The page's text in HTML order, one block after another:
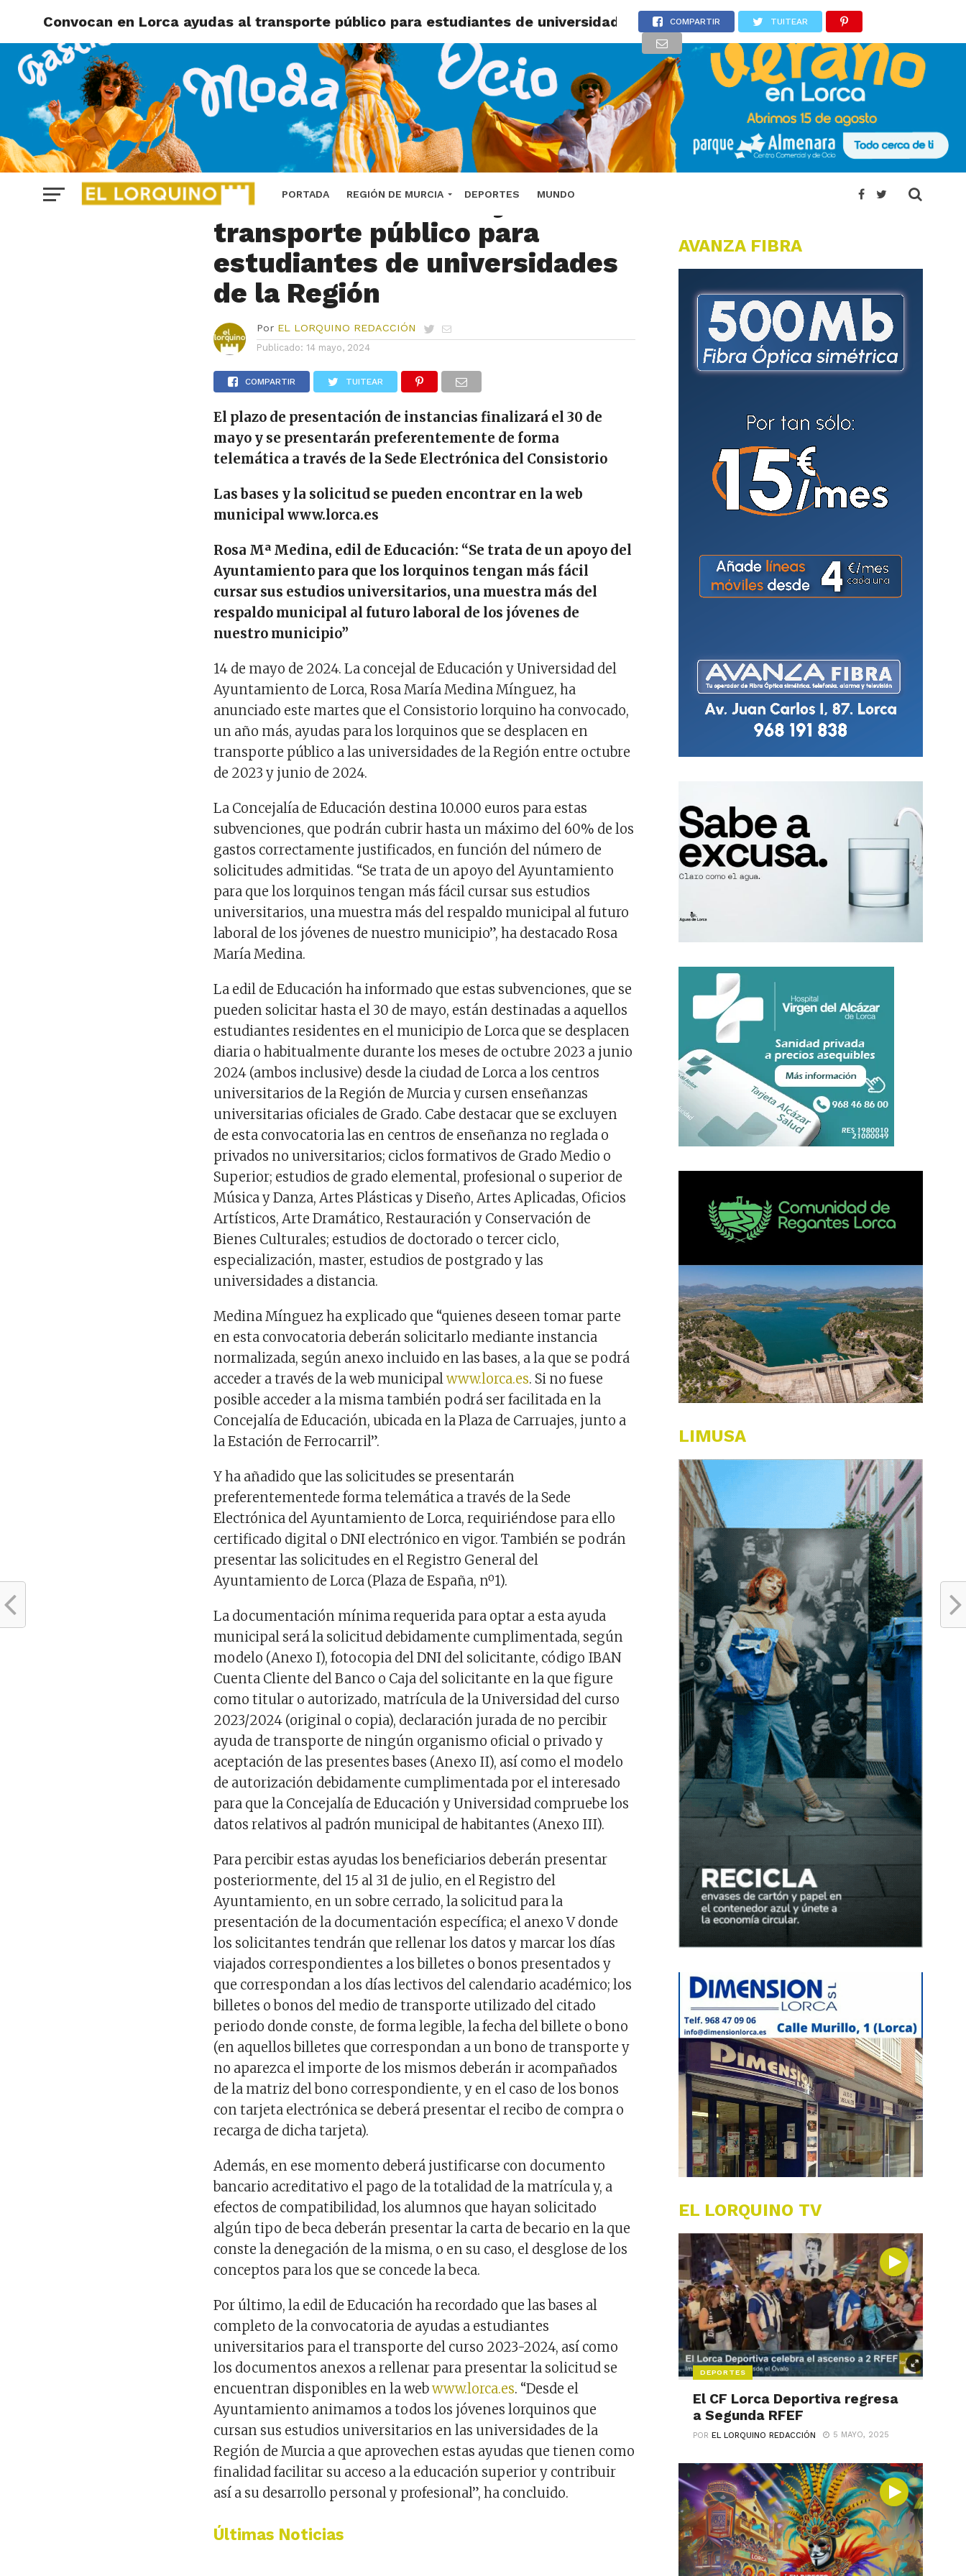
PORTADA REGIÓN DE MURCIA DEPORTES MUNDO
Convocan en Lorca ayudas al transporte público para estudiantes de universidades de la Región
COMPARTIR TUITEAR
LORCA
Convocan en Lorca ayudas al
transporte público para
estudiantes de universidades
de la Región
Por EL LORQUINO REDACCIÓN
Publicado: 14 mayo, 2024
COMPARTIR TUITEAR
El plazo de presentación de instancias finalizará el 30 de
mayo y se presentarán preferentemente de forma
telemática a través de la Sede Electrónica del Consistorio
Las bases y la solicitud se pueden encontrar en la web
municipalwww.lorca.es
Rosa Mª Medina, edil de Educación: “Se trata de un apoyo del
Ayuntamiento para que los lorquinos tengan más fácil
cursar sus estudios universitarios, una muestra más del
respaldo municipal al futuro laboral de los jóvenes de
nuestro municipio”
14 de mayo de 2024. La concejal de Educación y Universidad del
Ayuntamiento de Lorca, Rosa María Medina Mínguez, ha
anunciado este martes que el Consistorio lorquino ha convocado,
un año más, ayudas para los lorquinos que se desplacen en
transporte público a las universidades de la Región entre octubre
de 2023 y junio de 2024.
La Concejalía de Educación destina 10.000 euros para estas
subvenciones, que podrán cubrir hasta un máximo del 60% de los
gastos correctamente justificados, en función del número de
solicitudes admitidas. “Se trata de un apoyo del Ayuntamiento
para que los lorquinos tengan más fácil cursar sus estudios
universitarios, una muestra más del respaldo municipal al futuro
laboral de los jóvenes de nuestro municipio”, ha destacado Rosa
María Medina.
La edil de Educación ha informado que estas subvenciones, que se
pueden solicitar hasta el 30 de mayo, están destinadas a aquellos
estudiantes residentes en el municipio de Lorca que se desplacen
diaria o habitualmente durante los meses de octubre 2023 a junio
2024 (ambos inclusive) desde la ciudad de Lorca a los centros
universitarios de la Región de Murcia y cursen enseñanzas
universitarias oficiales de Grado. Cabe destacar que se excluyen
de esta convocatoria las en centros de enseñanza no reglada o
privados no universitarios; ciclos formativos de Grado Medio o
Superior; estudios de grado elemental, profesional o superior de
Música y Danza, Artes Plásticas y Diseño, Artes Aplicadas, Oficios
Artísticos, Arte Dramático, Restauración y Conservación de
Bienes Culturales; estudios de doctorado o tercer ciclo,
especialización, master, estudios de postgrado y las
universidades a distancia.
Medina Mínguez ha explicado que “quienes deseen tomar parte
en esta convocatoria deberán solicitarlo mediante instancia
normalizada, según anexo incluido en las bases, a la que se podrá
acceder a través de la web municipalwww.lorca.es. Si no fuese
posible acceder a la misma también podrá ser facilitada en la
Concejalía de Educación, ubicada en la Plaza de Carruajes, junto a
la Estación de Ferrocarril”.
Y ha añadido que las solicitudes se presentarán
preferentementede forma telemática a través de la Sede
Electrónica del Ayuntamiento de Lorca, requiriéndose para ello
certificado digital o DNI electrónico en vigor. También se podrán
presentar las solicitudes en el Registro General del
Ayuntamiento de Lorca (Plaza de España, nº1).
La documentación mínima requerida para optar a esta ayuda
municipal será la solicitud debidamente cumplimentada, según
modelo (Anexo I), fotocopia del DNI del solicitante, código IBAN
Cuenta Cliente del Banco o Caja del solicitante en la que figure
como titular o autorizado, matrícula de la Universidad del curso
2023/2024 (original o copia), declaración jurada de no percibir
ayuda de transporte de ningún organismo oficial o privado y
aceptación de las presentes bases (Anexo II), así como el modelo
de autorización debidamente cumplimentada por el interesado
para que la Concejalía de Educación y Universidad compruebe los
datos relativos al padrón municipal de habitantes (Anexo III).
Para percibir estas ayudas los beneficiarios deberán presentar
posteriormente, del 15 al 31 de julio, en el Registro del
Ayuntamiento, en un sobre cerrado, la solicitud para la
presentación de la documentación específica; el anexo V donde
los solicitantes tendrán que rellenar los datos y marcar los días
viajados correspondientes a los billetes o bonos presentados y
que correspondan a los días lectivos del calendario académico; los
billetes o bonos del medio de transporte utilizado del citado
periodo donde conste, de forma legible, la fecha del billete o bono
(en aquellos billetes que correspondan a un bono de transporte y
no aparezca el importe de los mismos deberán ir acompañados
de la matriz del bono correspondiente, y en el caso de los bonos
con tarjeta electrónica se deberá presentar el recibo de compra o
recarga de dicha tarjeta).
Además, en ese momento deberá justificarse con documento
bancario acreditativo el pago de la totalidad de la matrícula y, a
efectos de compatibilidad, los alumnos que hayan solicitado
algún tipo de beca deberán presentar la carta de becario en la que
conste la denegación de la misma, o en su caso, el desglose de los
conceptos para los que se concede la beca.
Por último, la edil de Educación ha recordado que las bases al
completo de la convocatoria de ayudas a estudiantes
universitarios para el transporte del curso 2023-2024, así como
los documentos anexos a rellenar para presentar la solicitud se
encuentran disponibles en la webwww.lorca.es. “Desde el
Ayuntamiento animamos a todos los jóvenes lorquinos que
cursan sus estudios universitarios en las universidades de la
Región de Murcia a que aprovechen estas ayudas que tienen como
finalidad facilitar su acceso a la educación superior y contribuir
así a su desarrollo personal y profesional”, ha concluido.
Últimas Noticias
AVANZA FIBRA
LIMUSA
EL LORQUINO TV
DEPORTES
El CF Lorca Deportiva regresa
a Segunda RFEF
POREL LORQUINO REDACCIÓN 5 MAYO, 2025